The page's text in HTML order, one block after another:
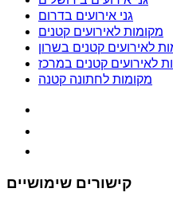
גני אירועים בדרום
מקומות לאירועים קטנים
לאירועים קטנים בשרון
לאירועים קטנים במרכז
מקומות לחתונה קטנה
קישורים שימושיים